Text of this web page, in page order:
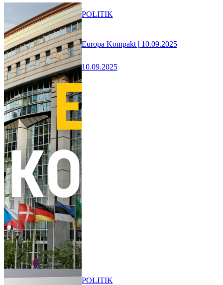
Europa Kompakt | 10.09.2025
10.09.2025
POLITIK
POLITIK